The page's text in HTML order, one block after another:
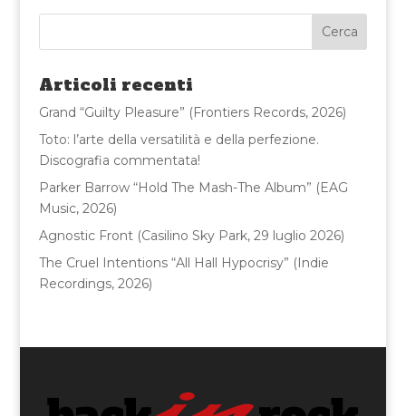
e
b
o
o
k
te
r
l
di
vi
di
Articoli recenti
Grand “Guilty Pleasure” (Frontiers Records, 2026)
Toto: l’arte della versatilità e della perfezione.
Discografia commentata!
Parker Barrow “Hold The Mash-The Album” (EAG
Music, 2026)
Agnostic Front (Casilino Sky Park, 29 luglio 2026)
The Cruel Intentions “All Hall Hypocrisy” (Indie
Recordings, 2026)